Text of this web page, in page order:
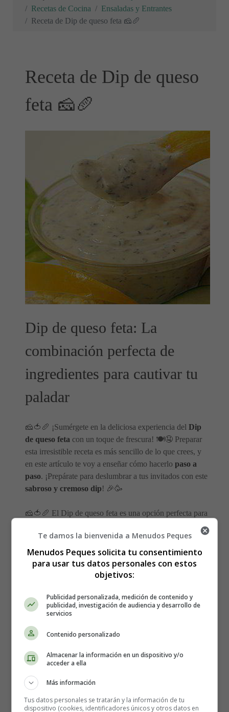
Recetas de Cocina
Ensaladas y Entrantes
Receta de Dip de queso feta 🧀🥖
Receta de Dip de queso
feta 🧀🥖
Dip de queso feta: La
combinación perfecta de
ingredientes para cautivar tu
paladar
🧀🍅🥖 ¡Sumérgete en la deliciosa experiencia del Dip
de queso feta con un toque de frescura! 🍽️🤤 Preparar
esta irresistible receta es más sencillo de lo que crees, y
en este artículo te voy a enseñar cómo hacerlo paso a
paso. ¡Prepárate para deslumbrar a tus invitados con este
sabroso y cremoso dip! 🎉🥳
🧀🍅🥖 El Dip de queso feta es una opción perfecta para
amigos hasta una cena elegante. Su combinación de
sabores y texturas hará que tus papilas gustativas bailen
de alegría. 🕺💃
comenzar! Los ingredientes que
necesitarás son los siguientes:
240 gramos de queso feta.
240 gramos de queso cremoso.
100 ml de mayonesa.
1/4 de taza de chalotas picadas.
Te damos la bienvenida a Menudos Peques
Menudos Peques solicita tu consentimiento
para usar tus datos personales con estos
objetivos:
Publicidad personalizada, medición de contenido y
publicidad, investigación de audiencia y desarrollo de
servicios
Contenido personalizado
Almacenar la información en un dispositivo y/o
acceder a ella
Más información
Tus datos personales se tratarán y la información de tu
dispositivo (cookies, identificadores únicos y otros datos en